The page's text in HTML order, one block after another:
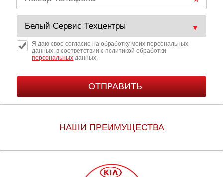
Я даю свое согласие на обработку моих персональных
данных, в соответствии с политикой обработки
персональных данных.
НАШИ ПРЕИМУЩЕСТВА